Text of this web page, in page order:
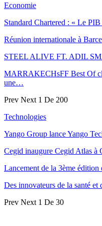
Economie
Standard Chartered : « Le
Réunion internationale à
STEEL ALIVE FT. ADIL
MARRAKECHsFF Best Of
une…
Prev Next 1 De 200
Technologies
Yango Group lance Yango
Cegid inaugure Cegid Atlas à
Lancement de la 3ème
Des innovateurs de la santé
Prev Next 1 De 30